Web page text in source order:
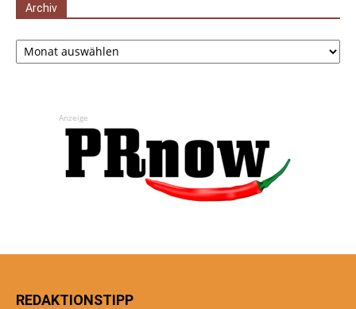
Archiv
Archiv
Anzeige
REDAKTIONSTIPP